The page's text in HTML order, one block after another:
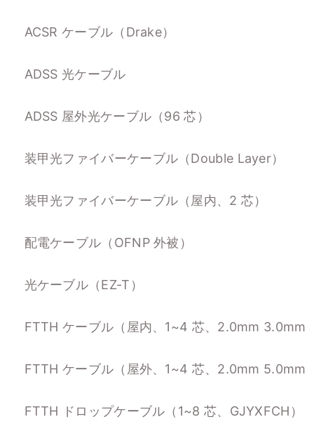
ACSR ケーブル（Drake）
ADSS 光ケーブル
ADSS 屋外光ケーブル（96 芯）
装甲光ファイバーケーブル（Double Layer）
装甲光ファイバーケーブル（屋内、2 芯）
配電ケーブル（OFNP 外被）
光ケーブル（EZ-T）
FTTH ケーブル（屋内、1~4 芯、2.0mm 3.0mm
FTTH ケーブル（屋外、1~4 芯、2.0mm 5.0mm
FTTH ドロップケーブル（1~8 芯、GJYXFCH）